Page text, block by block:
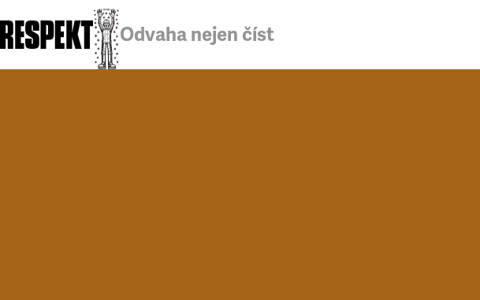
Odvaha nejen číst